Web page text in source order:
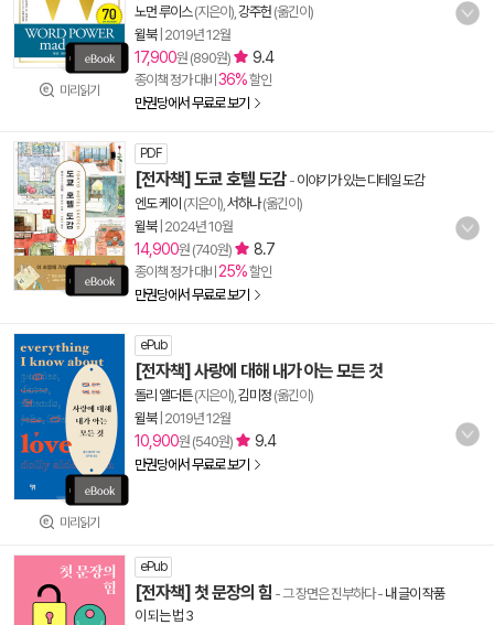
미리읽기
노먼 루이스(지은이), 강주헌 (옮긴이)
윌북| 2019년 12월
17,900원 (890원) 9.4
종이책 정가 대비 36%할인
만권당에서 무료로 보기
PDF
[전자책] 도쿄 호텔 도감 - 이야기가 있는 디테일 도감
엔도 케이 (지은이), 서하나(옮긴이)
윌북| 2024년 10월
14,900원 (740원) 8.7
종이책 정가 대비 25%할인
만권당에서 무료로 보기
미리읽기
ePub
[전자책] 사랑에 대해 내가 아는 모든 것
돌리 앨더튼(지은이), 김미정 (옮긴이)
윌북| 2019년 12월
10,900원 (540원) 9.4
만권당에서 무료로 보기
ePub
[전자책] 첫 문장의 힘 - 그 장면은 진부하다- 내 글이 작품
이 되는 법 3